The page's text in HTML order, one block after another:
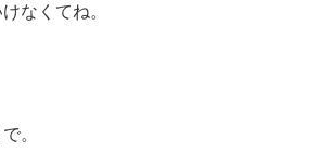
なくてね。
。